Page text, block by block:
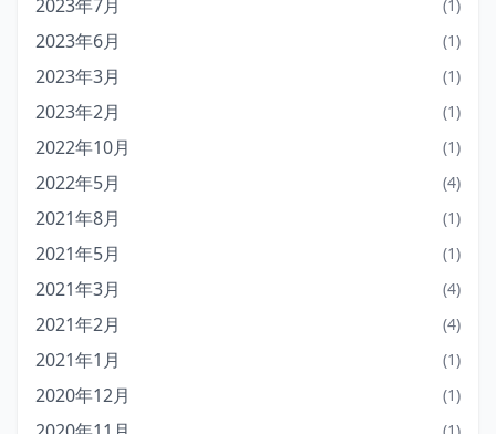
2023年7月 (1)
2023年6月 (1)
2023年3月 (1)
2023年2月 (1)
2022年10月 (1)
2022年5月 (4)
2021年8月 (1)
2021年5月 (1)
2021年3月 (4)
2021年2月 (4)
2021年1月 (1)
2020年12月 (1)